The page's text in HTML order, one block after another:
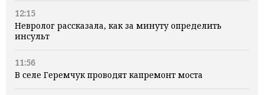
12:15
Невролог рассказала, как за минуту определить
инсульт
11:56
В селе Геремчук проводят капремонт моста